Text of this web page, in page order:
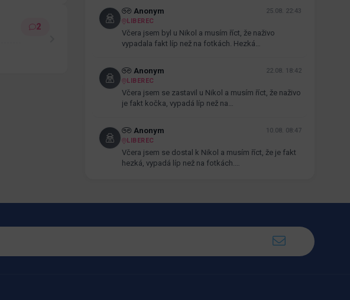
2
Anonym
25.08. 22:43
LIBEREC
Včera jsem byl u Nikol a musím říct, že naživo
vypadala fakt líp než na fotkách. Hezká…
Anonym
22.08. 18:42
LIBEREC
Včera jsem se zastavil u Nikol a musím říct, že naživo
je fakt kočka, vypadá líp než na…
Anonym
10.08. 08:47
LIBEREC
Včera jsem se dostal k Nikol a musím říct, že je fakt
hezká, vypadá líp než na fotkách.…